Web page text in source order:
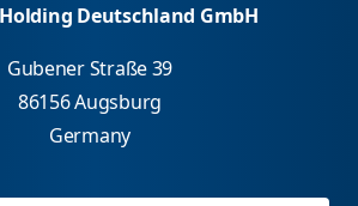
Holding Deutschland GmbH
Gubener Straße 39
86156 Augsburg
Germany